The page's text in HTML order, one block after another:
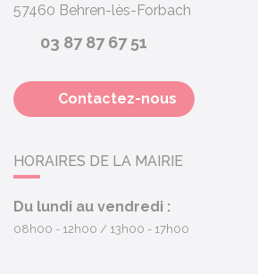
57460 Behren-lès-Forbach
03 87 87 67 51
Contactez-nous
HORAIRES DE LA MAIRIE
Du lundi au vendredi :
08h00 - 12h00 13h00 - 17h00